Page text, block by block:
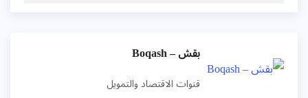
بقش – Boqash
قنوات الاقتصاد والتمويل